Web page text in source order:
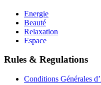
Energie
Beauté
Relaxation
Espace
Rules & Regulations
Conditions Générales